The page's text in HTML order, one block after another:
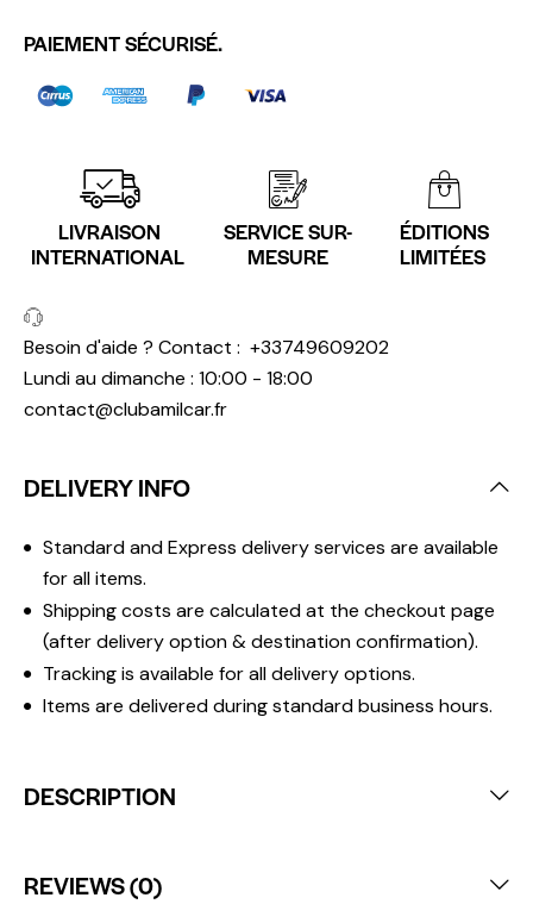
PAIEMENT SÉCURISÉ.
LIVRAISON
INTERNATIONAL
SERVICE SUR-
MESURE
ÉDITIONS
LIMITÉES
Besoin d'aide ? Contact : +33749609202
Lundi au dimanche : 10:00 - 18:00
contact@clubamilcar.fr
DELIVERY INFO
Standard and Express delivery services are available
for all items.
Shipping costs are calculated at the checkout page
(after delivery option & destination confirmation).
Tracking is available for all delivery options.
Items are delivered during standard business hours.
DESCRIPTION
REVIEWS (0)